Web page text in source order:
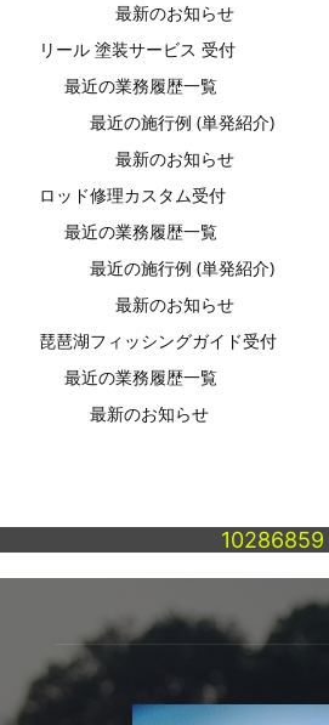
最新のお知らせ
リール 塗装サービス 受付
最近の業務履歴一覧
最近の施行例 (単発紹介)
最新のお知らせ
ロッド修理カスタム受付
最近の業務履歴一覧
最近の施行例 (単発紹介)
最新のお知らせ
琵琶湖フィッシングガイド受付
最近の業務履歴一覧
最新のお知らせ
10286859